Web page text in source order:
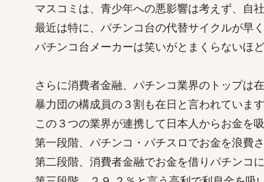
マスコミは、青少年への悪影響は考えず、自
最近は特に、パチンコ台の代替サイクルが早く
パチンコ台メーカーは笑いがとまくらないほ
さらに消費者金融、パチンコ業界のトップは
暴力団の構成員の３割も在日と言われています
この３つの業界が連携して日本人からお金を
第一段階、パチンコ・パチスロでお金を浪費さ
第二段階、消費者金融でお金を借りパチンコ